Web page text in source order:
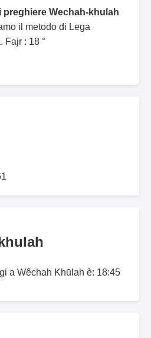
preghiere Wechah-khulah
il metodo di Lega
Fajr : 18 °
a Wêchah Khūlah è: 18:45